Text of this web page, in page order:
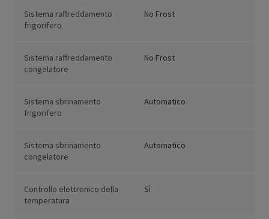
Sistema raffreddamento
frigorifero
No Frost
Sistema raffreddamento
congelatore
No Frost
Sistema sbrinamento
frigorifero
Automatico
Sistema sbrinamento
congelatore
Automatico
Controllo elettronico della
temperatura
Sì